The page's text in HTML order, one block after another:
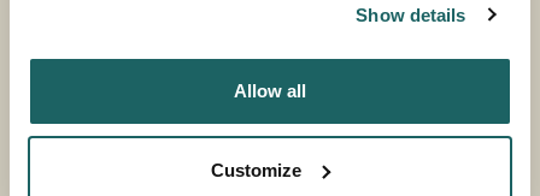
Show details
Allow all
Customize